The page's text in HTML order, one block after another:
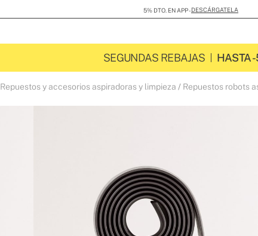
5% DTO. EN APP -DESCÁRGATELA
SEGUNDAS REBAJAS HASTA
Repuestos y accesorios aspiradoras y limpieza Repuestos robots